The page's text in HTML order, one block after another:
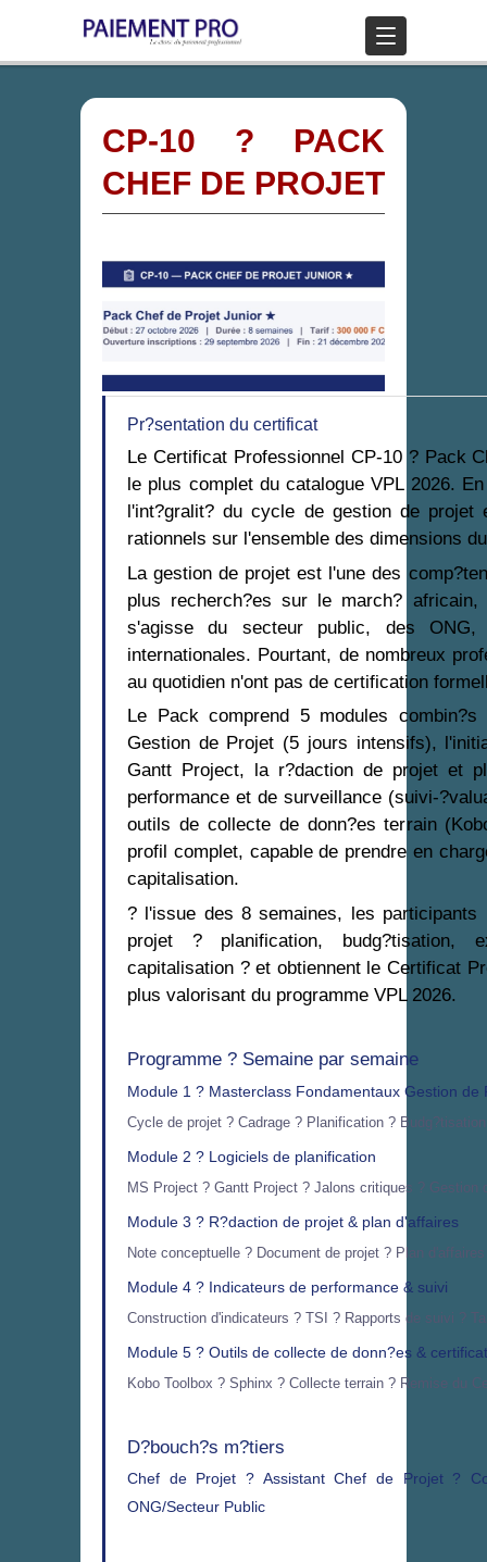
CP-10 ? PACK
CHEF DE PROJET
Pr?sentation du certificat
Le Certificat Professionnel CP-10 ? Pack
le plus complet du catalogue VPL 2026.
l'int?gralit? du cycle de gestion de projet
rationnels sur l'ensemble des dimensions
La gestion de projet est l'une des
plus recherch?es sur le march?
s'agisse du secteur public, des
internationales. Pourtant, de nombreux
au quotidien n'ont pas de certification
Le Pack comprend 5 modules
Gestion de Projet (5 jours intensifs),
Gantt Project, la r?daction de projet et
performance et de surveillance (suivi-
outils de collecte de donn?es terrain
profil complet, capable de prendre en
capitalisation.
? l'issue des 8 semaines, les
projet ? planification, budg?tisation,
capitalisation ? et obtiennent le Certificat
plus valorisant du programme VPL 2026.
Programme ? Semaine par semaine
Module 1 ? Masterclass Fondamentaux Gestion de
Cycle de projet ? Cadrage ? Planification ?
Module 2 ? Logiciels de planification
MS Project ? Gantt Project ? Jalons critiques ? Gestion
Module 3 ? R?daction de projet & plan d'affaires
Note conceptuelle ? Document de projet ? Plan
Module 4 ? Indicateurs de performance & suivi
Construction d'indicateurs ? TSI ? Rapports de suivi ?
Module 5 ? Outils de collecte de donn?es &
Kobo Toolbox ? Sphinx ? Collecte terrain ? Remise du
D?bouch?s m?tiers
Chef de Projet ? Assistant Chef de Projet ?
ONG/Secteur Public